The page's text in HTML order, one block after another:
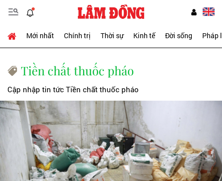
Mới nhất Chính trị Thời sự Kinh tế Đời sống Pháp
Tiền chất thuốc pháo
Cập nhập tin tức Tiền chất thuốc pháo